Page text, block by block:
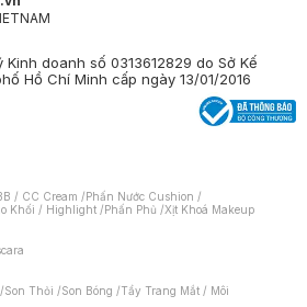
doanh số 0313612829 do Sở Kế
Hồ Chí Minh cấp ngày 13/01/2016
/ CC Cream /Phấn Nước Cushion /
Khối / Highlight /Phấn Phủ /Xịt Khoá Makeup
/Son Thỏi /Son Bóng /Tẩy Trang Mắt / Môi